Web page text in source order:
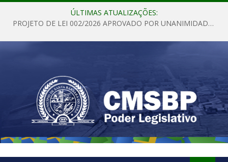
ÚLTIMAS ATUALIZAÇÕES:
PROJETO DE LEI 002/2026 APROVADO POR UNANIMIDADE EM SESSÃO ORDINÁRIA NESTA QUINTA – FEIRA 28 DE MAIO DE 2026